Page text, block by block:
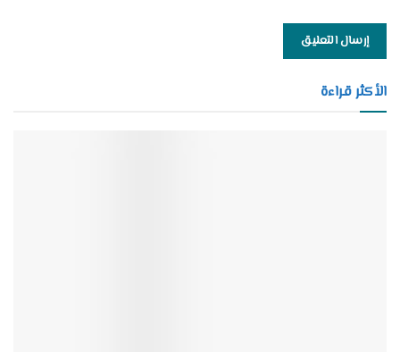
الأكثر قراءة